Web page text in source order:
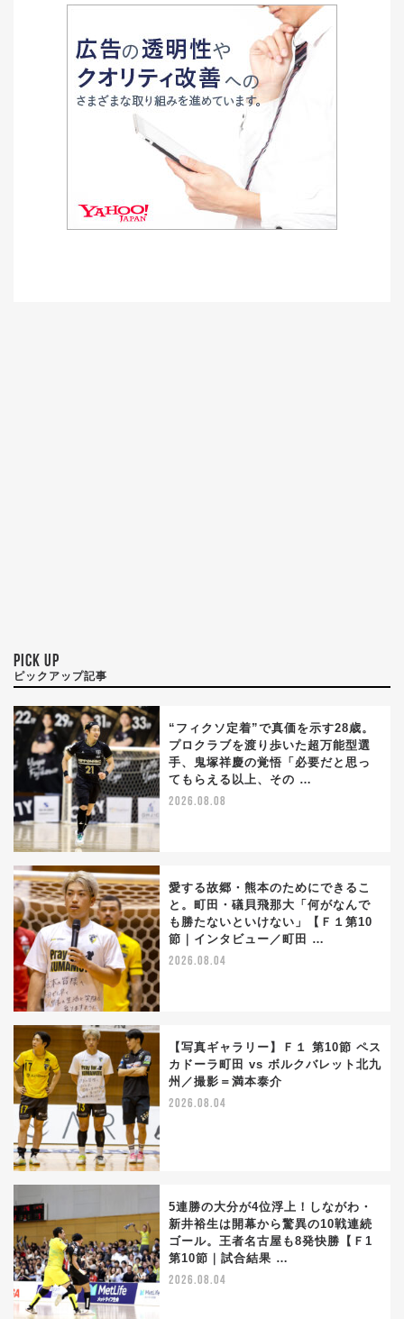
PICK UP
ピックアップ記事
“フィクソ定着”で真価を示す28歳。
プロクラブを渡り歩いた超万能型選
手、鬼塚祥慶の覚悟「必要だと思っ
てもらえる以上、その …
2026.08.08
愛する故郷・熊本のためにできるこ
と。町田・礒貝飛那大「何がなんで
も勝たないといけない」【Ｆ１第10
節｜インタビュー／町田 …
2026.08.04
【写真ギャラリー】Ｆ１ 第10節 ペス
カドーラ町田 vs ボルクバレット北九
州／撮影＝満本泰介
2026.08.04
5連勝の大分が4位浮上！しながわ・
新井裕生は開幕から驚異の10戦連続
ゴール。王者名古屋も8発快勝【Ｆ1
第10節｜試合結果 …
2026.08.04